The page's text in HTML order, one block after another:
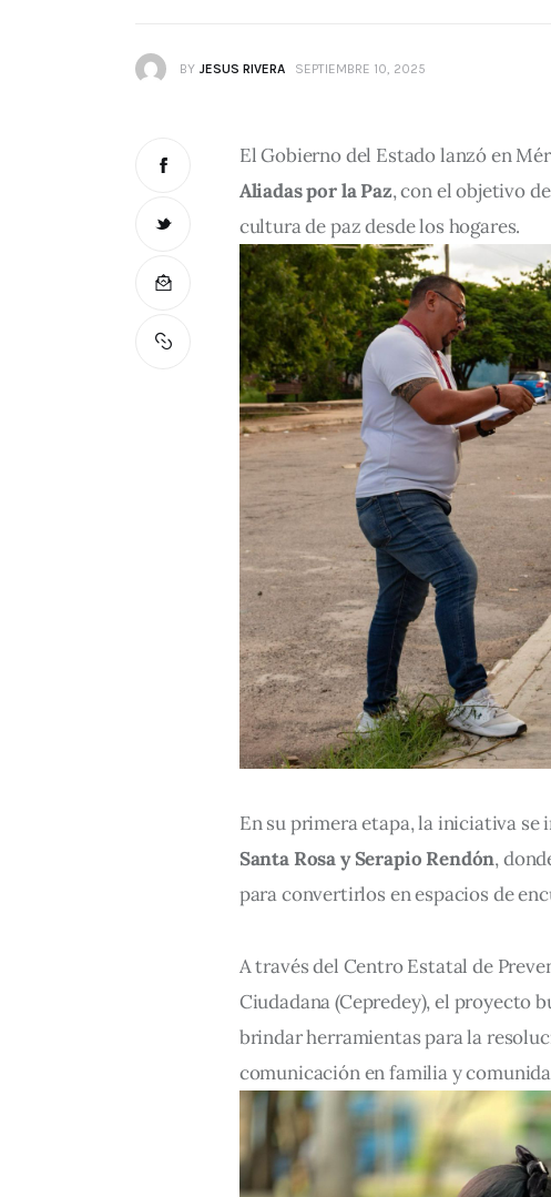
BY JESUS RIVERA SEPTIEMBRE 10, 2025
El Gobierno del Estado lanzó en
Aliadas por la Paz, con el objetivo
cultura de paz desde los hogares.
En su primera etapa, la iniciativa se
Santa Rosa y Serapio Rendón,
para convertirlos en espacios de
A través del Centro Estatal de
Ciudadana (Cepredey), el proyecto
brindar herramientas para la
comunicación en familia y